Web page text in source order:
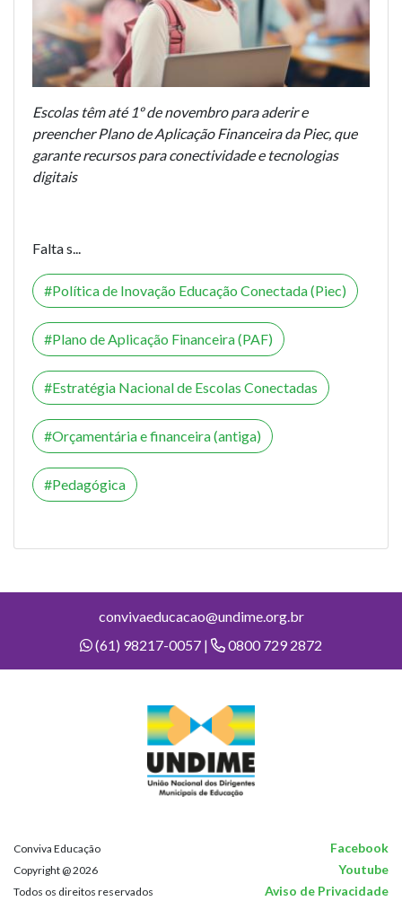
Escolas têm até 1º de novembro para aderir e
preencher Plano de Aplicação Financeira da Piec, que
garante recursos para conectividade e tecnologias
digitais
Falta s...
Política de Inovação Educação Conectada (Piec)
Plano de Aplicação Financeira (PAF)
Estratégia Nacional de Escolas Conectadas
Orçamentária e financeira (antiga)
Pedagógica
convivaeducacao@undime.org.br
(61) 98217-0057 |
0800 729 2872
Conviva Educação Facebook
Copyright @ 2026 Youtube
Todos os direitos reservados Aviso de Privacidade